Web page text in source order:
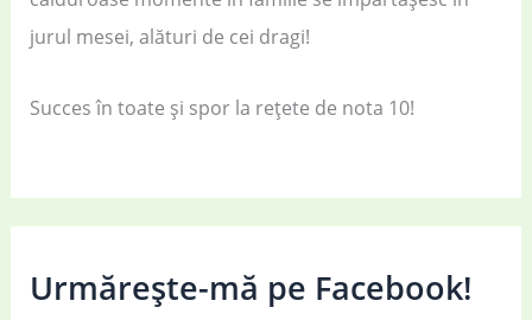
jurul mesei, alături de cei dragi!
Succes în toate și spor la rețete de nota 10!
Urmărește-mă pe Facebook!